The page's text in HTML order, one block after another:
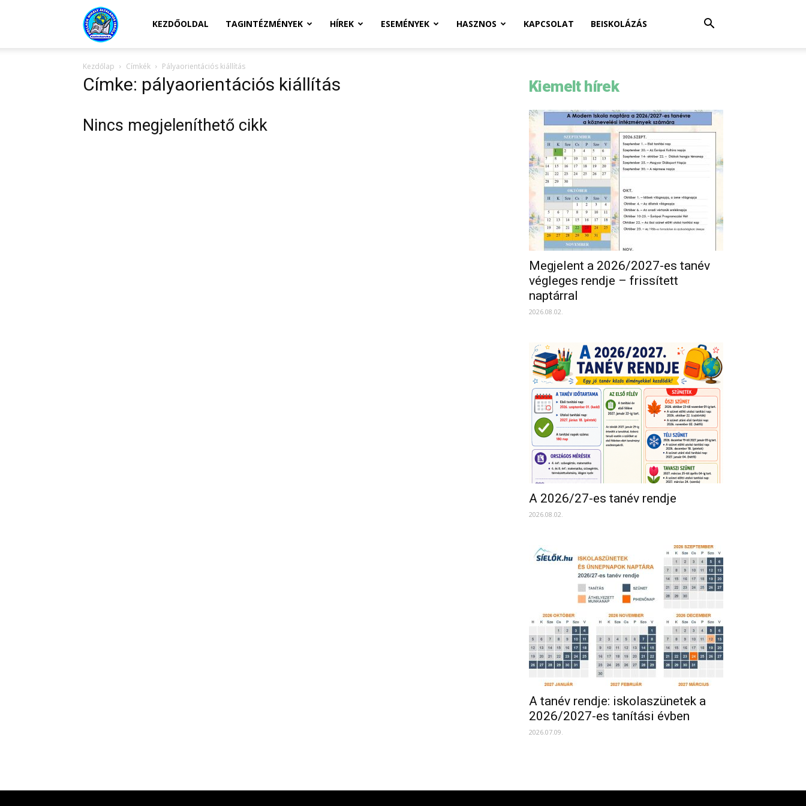
Kazincbarcikai
Pollack
Mihály
KEZDŐOLDAL TAGINTÉZMÉNYEK HÍREK ESEMÉNYEK HASZNOS KAPCSOLAT BEISKOLÁZÁS
Kezdőlap Címkék Pályaorientációs kiállítás
Címke: pályaorientációs kiállítás
Nincs megjeleníthető cikk
Kiemelt hírek
Megjelent a 2026/2027-es tanév
végleges rendje – frissített
naptárral
2026.08.02.
A 2026/27-es tanév rendje
2026.08.02.
A tanév rendje: iskolaszünetek a
2026/2027-es tanítási évben
2026.07.09.